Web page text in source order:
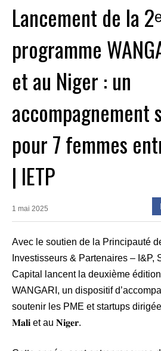
Lancement de la
programme
et au Niger : un
accompagnement
pour 7 femmes
| IETP
1 mai 2025
Avec le soutien de la Principauté
Investisseurs & Partenaires – I&P,
Capital lancent la deuxième
WANGARI, un dispositif
soutenir les PME et startups
𝐌𝐚𝐥𝐢 et au 𝐍𝐢𝐠𝐞𝐫.